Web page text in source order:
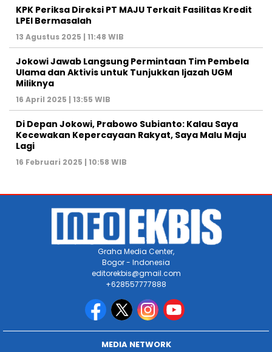
KPK Periksa Direksi PT MAJU Terkait Fasilitas Kredit
LPEI Bermasalah
13 Agustus 2025 | 11:48 WIB
Jokowi Jawab Langsung Permintaan Tim Pembela
Ulama dan Aktivis untuk Tunjukkan Ijazah UGM
Miliknya
16 April 2025 | 13:55 WIB
Di Depan Jokowi, Prabowo Subianto: Kalau Saya
Kecewakan Kepercayaan Rakyat, Saya Malu Maju
Lagi
16 Februari 2025 | 10:58 WIB
Graha Media Center,
Bogor - Indonesia
editorekbis@gmail.com
+628557777888
MEDIA NETWORK